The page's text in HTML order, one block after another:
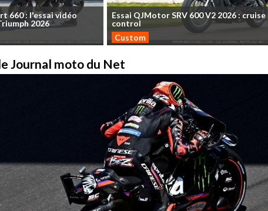
660: l'essaividéo
2026
Essai QJMotorSRV 600V2 2026: cruise
control
Custom
Journal moto du Net